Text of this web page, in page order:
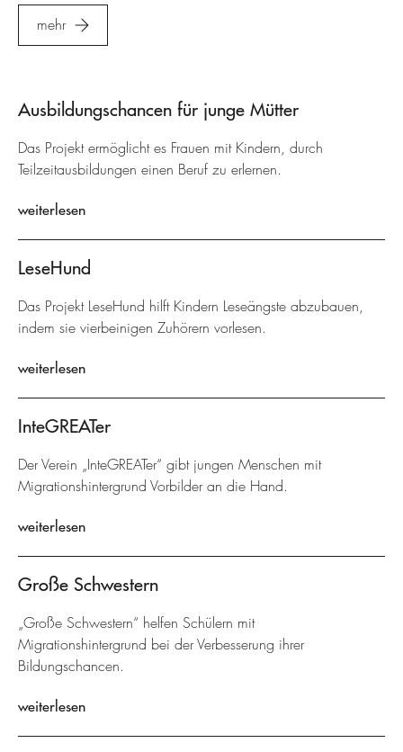
mehr
Ausbildungschancen für junge Mütter
Das Projekt ermöglicht es Frauen mit Kindern, durch
Teilzeitausbildungen einen Beruf zu erlernen.
weiterlesen
LeseHund
Das Projekt LeseHund hilft Kindern Leseängste abzubauen,
indem sie vierbeinigen Zuhörern vorlesen.
weiterlesen
InteGREATer
Der Verein „InteGREATer“ gibt jungen Menschen mit
Migrationshintergrund Vorbilder an die Hand.
weiterlesen
Große Schwestern
„Große Schwestern“ helfen Schülern mit
Migrationshintergrund bei der Verbesserung ihrer
Bildungschancen.
weiterlesen